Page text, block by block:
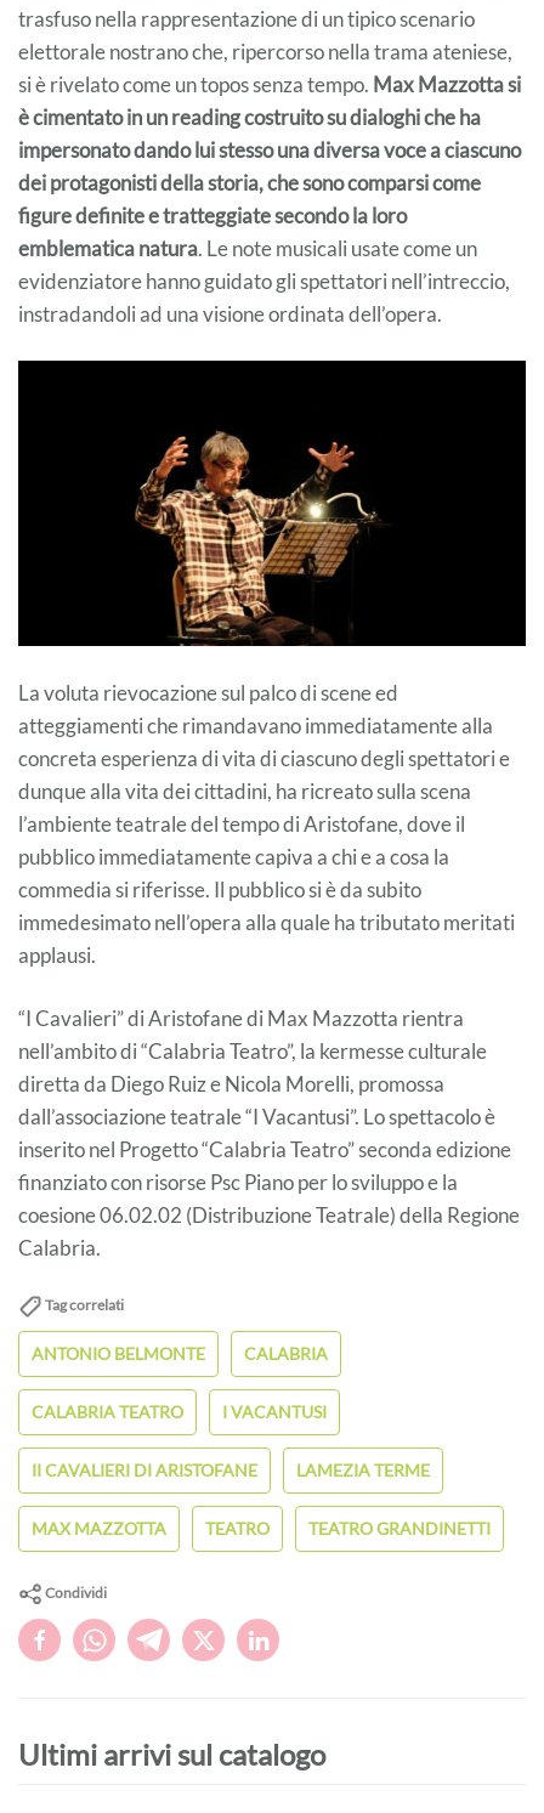
trasfuso nella rappresentazione di un tipico scenario
elettorale nostrano che, ripercorso nella trama ateniese,
si è rivelato come un topos senza tempo. Max Mazzotta si
è cimentato in un reading costruito su dialoghi che ha
impersonato dando lui stesso una diversa voce a ciascuno
dei protagonisti della storia, che sono comparsi come
figure definite e tratteggiate secondo la loro
emblematica natura. Le note musicali usate come un
evidenziatore hanno guidato gli spettatori nell’intreccio,
instradandoli ad una visione ordinata dell’opera.
La voluta rievocazione sul palco di scene ed
atteggiamenti che rimandavano immediatamente alla
concreta esperienza di vita di ciascuno degli spettatori e
dunque alla vita dei cittadini, ha ricreato sulla scena
l’ambiente teatrale del tempo di Aristofane, dove il
pubblico immediatamente capiva a chi e a cosa la
commedia si riferisse. Il pubblico si è da subito
immedesimato nell’opera alla quale ha tributato meritati
applausi.
“I Cavalieri” di Aristofane di Max Mazzotta rientra
nell’ambito di “Calabria Teatro”, la kermesse culturale
diretta da Diego Ruiz e Nicola Morelli, promossa
dall’associazione teatrale “I Vacantusi”. Lo spettacolo è
inserito nel Progetto “Calabria Teatro” seconda edizione
finanziato con risorse Psc Piano per lo sviluppo e la
coesione 06.02.02 (Distribuzione Teatrale) della Regione
Calabria.
Tag correlati
ANTONIO BELMONTE CALABRIA
CALABRIA TEATRO I VACANTUSI
II CAVALIERI DI ARISTOFANE LAMEZIA TERME
MAX MAZZOTTA TEATRO TEATRO GRANDINETTI
Condividi
Ultimi arrivi sul catalogo